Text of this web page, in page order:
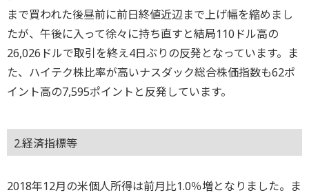
まで買われた後昼前に前日終値近辺まで上げ幅を縮めまし
たが、午後に入って徐々に持ち直すと結局110ドル高の
26,026ドルで取引を終え4日ぶりの反発となっています。ま
た、ハイテク株比率が高いナスダック総合株価指数も62ポ
イント高の7,595ポイントと反発しています。
2.経済指標等
2018年12月の米個人所得は前月比1.0％増となりました。ま